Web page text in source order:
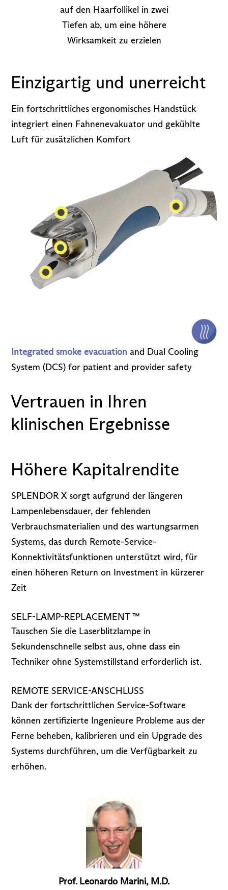
auf den Haarfollikel in zwei
Tiefen ab, um eine höhere
Wirksamkeit zu erzielen
Einzigartig und unerreicht
Ein fortschrittliches ergonomisches Handstück
integriert einen Fahnenevakuator und gekühlte
Luft für zusätzlichen Komfort
Integrated smoke evacuationand Dual Cooling
System (DCS) for patient and provider safety
Vertrauen in Ihren
klinischen Ergebnisse
Höhere Kapitalrendite
SPLENDOR X sorgt aufgrund der längeren
Lampenlebensdauer, der fehlenden
Verbrauchsmaterialien und des wartungsarmen
Systems, das durch Remote-Service-
Konnektivitätsfunktionen unterstützt wird, für
einen höheren Return on Investment in kürzerer
Zeit
SELF-LAMP-REPLACEMENT ™
Tauschen Sie die Laserblitzlampe in
Sekundenschnelle selbst aus, ohne dass ein
Techniker ohne Systemstillstand erforderlich ist.
REMOTE SERVICE-ANSCHLUSS
Dank der fortschrittlichen Service-Software
können zertifizierte Ingenieure Probleme aus der
Ferne beheben, kalibrieren und ein Upgrade des
Systems durchführen, um die Verfügbarkeit zu
erhöhen.
Prof. Leonardo Marini, M.D.